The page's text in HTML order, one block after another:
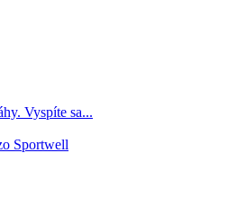
Vyspíte sa...
Sportwell